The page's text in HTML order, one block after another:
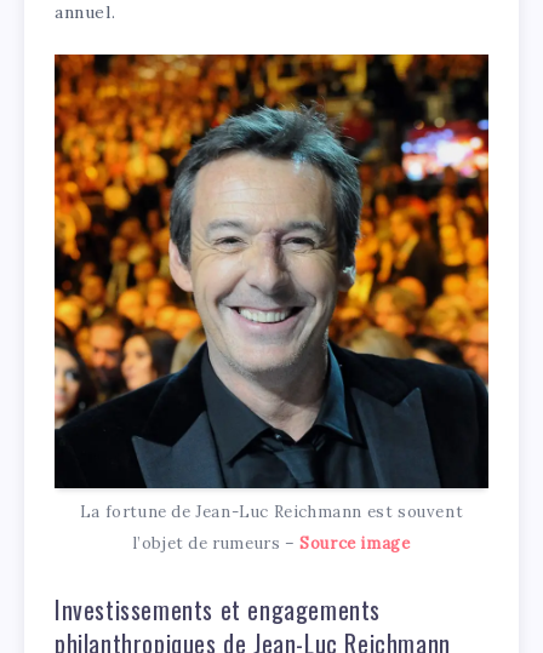
annuel.
La fortune de Jean-Luc Reichmann est souvent
l’objet de rumeurs –Source image
Investissements et engagements
philanthropiques de Jean-Luc Reichmann